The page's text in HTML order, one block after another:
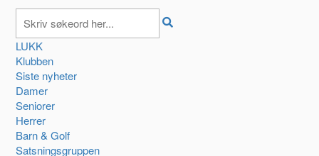
LUKK
Klubben
Siste nyheter
Damer
Seniorer
Herrer
Barn & Golf
Satsningsgruppen